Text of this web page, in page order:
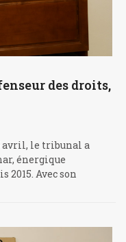
des droits,
avril, le tribunal a
énergique
2015. Avec son